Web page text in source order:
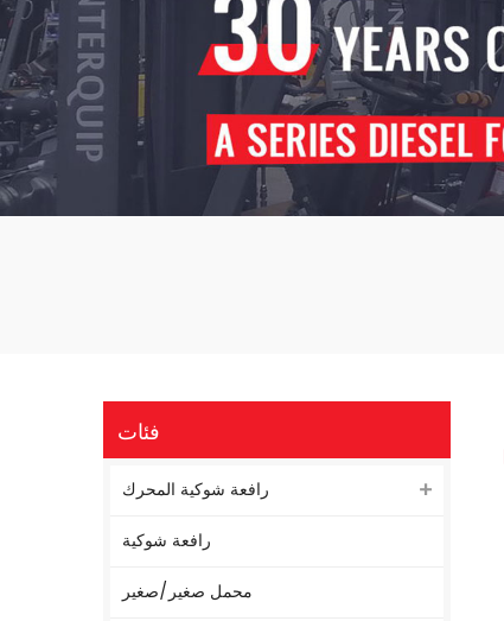
فئات
رافعة شوكية المحرك
رافعة شوكية
محمل صغير/صغير